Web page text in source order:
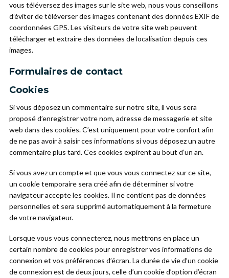
vous téléversez des images sur le site web, nous vous conseillons
d’éviter de téléverser des images contenant des données EXIF de
coordonnées GPS. Les visiteurs de votre site web peuvent
télécharger et extraire des données de localisation depuis ces
images.
Formulaires de contact
Cookies
Si vous déposez un commentaire sur notre site, il vous sera
proposé d’enregistrer votre nom, adresse de messagerie et site
web dans des cookies. C’est uniquement pour votre confort afin
de ne pas avoir à saisir ces informations si vous déposez un autre
commentaire plus tard. Ces cookies expirent au bout d’un an.
Si vous avez un compte et que vous vous connectez sur ce site,
un cookie temporaire sera créé afin de déterminer si votre
navigateur accepte les cookies. Il ne contient pas de données
personnelles et sera supprimé automatiquement à la fermeture
de votre navigateur.
Lorsque vous vous connecterez, nous mettrons en place un
certain nombre de cookies pour enregistrer vos informations de
connexion et vos préférences d’écran. La durée de vie d’un cookie
de connexion est de deux jours, celle d’un cookie d’option d’écran